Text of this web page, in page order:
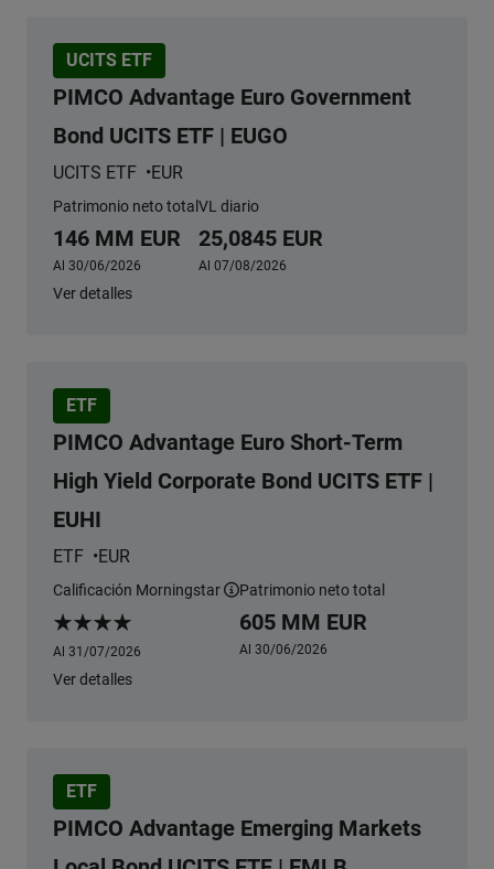
UCITS ETF
PIMCO Advantage Euro Government
Bond UCITS ETF | EUGO
UCITS ETF EUR
Patrimonio neto total
146 MM EUR
Al 30/06/2026
VL diario
25,0845 EUR
Al 07/08/2026
Ver detalles
ETF
PIMCO Advantage Euro Short-Term
High Yield Corporate Bond UCITS ETF |
EUHI
ETF EUR
Calificación Morningstar
Morningstar Rating
Al 31/07/2026
Patrimonio neto total
605 MM EUR
Al 30/06/2026
Ver detalles
ETF
PIMCO Advantage Emerging Markets